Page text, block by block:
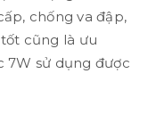
chống va đập,
cũng là ưu
7W sử dụng được